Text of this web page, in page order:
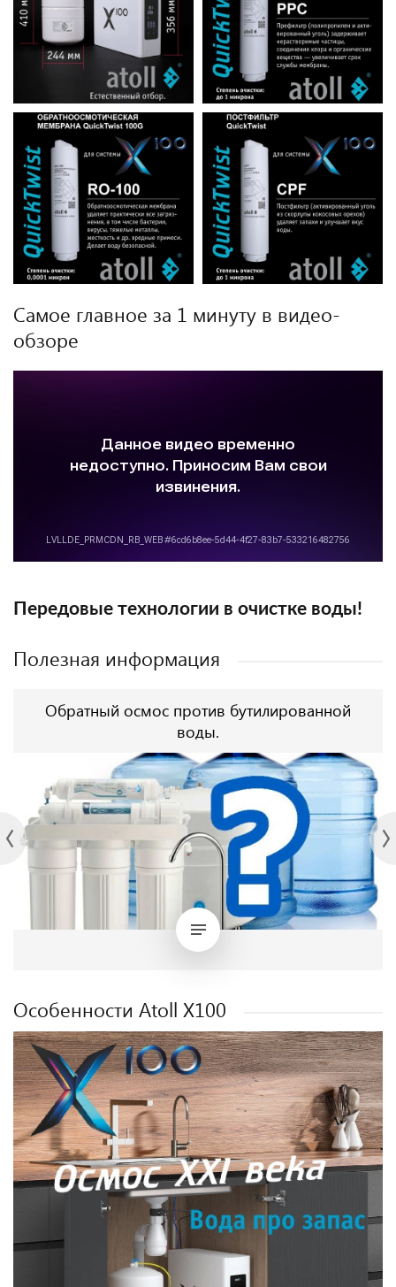
Самое главное за 1 минуту в видео-
обзоре
Передовые технологии в очистке воды!
Полезная информация
Обратный осмос против бутилированной
воды.
Особенности Atoll X100